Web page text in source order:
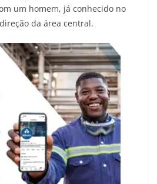
um homem, já conhecido no
da área central.